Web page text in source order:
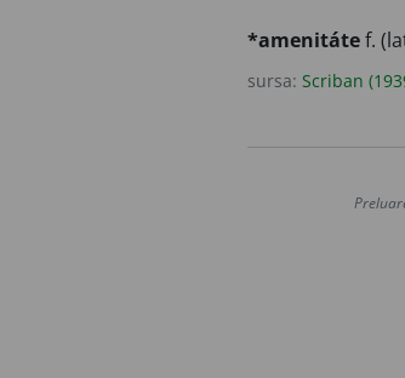
*amenitátef.
sursa: Scriban